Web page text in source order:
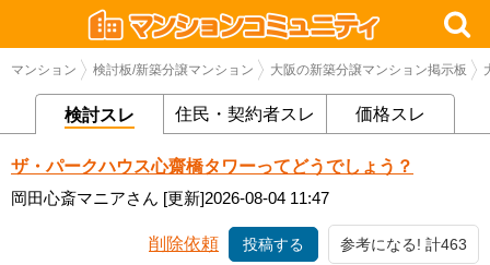
マンション 検討板/新築分譲マンション 大阪の新築分譲マンション掲示板
検討スレ 住民・契約者スレ 価格スレ
ザ・パークハウス心齋橋タワーってどうでしょう？
岡田心斎マニアさん [更新]2026-08-04 11:47
削除依頼 投稿する 参考になる! 計463